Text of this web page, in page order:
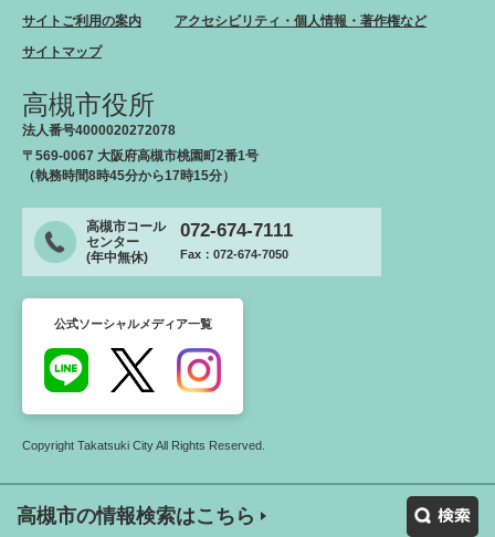
高槻市の情報検索はこちら
サイトご利用の案内
アクセシビリティ・個人情報・著作権など
サイトマップ
高槻市役所
法人番号4000020272078
〒569-0067 大阪府高槻市桃園町2番1号
（執務時間8時45分から17時15分）
高槻市コール
センター
(年中無休)
072-674-7111
Fax：072-674-7050
公式ソーシャルメディア一覧
Copyright Takatsuki City All Rights Reserved.